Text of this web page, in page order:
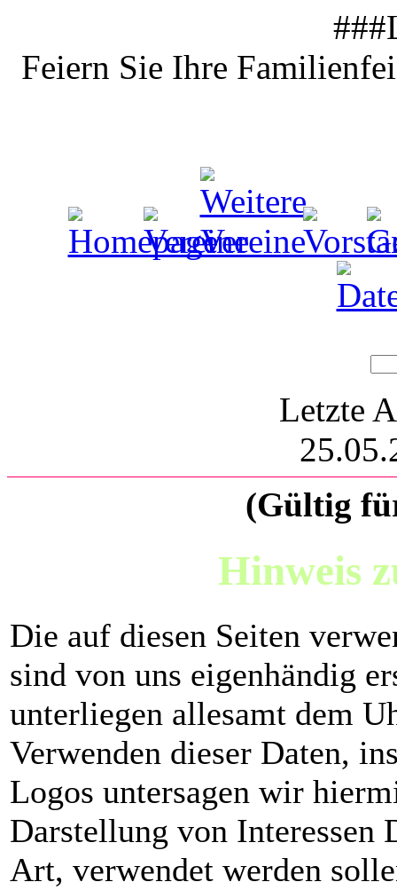
Feiern Sie Ihre
Letzte
(Gültig
Hinweis
Die auf diesen Seiten
sind von uns eigenhändig
unterliegen allesamt dem
Verwenden dieser Daten,
Logos untersagen wir
Darstellung von
Art, verwendet werden